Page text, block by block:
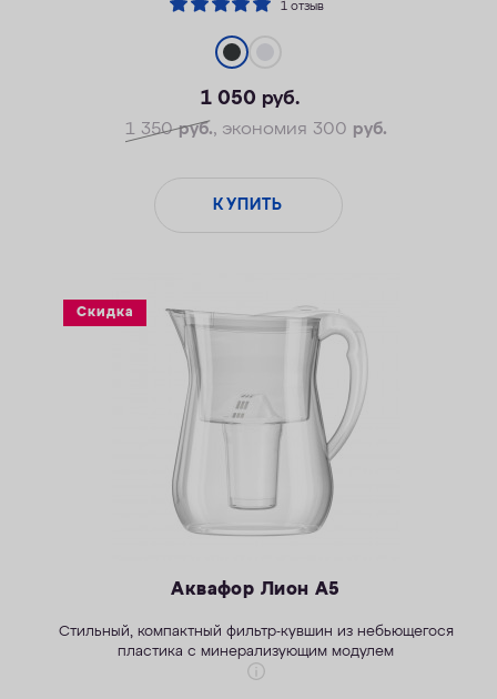
1 отзыв
1 050 руб.
1 350руб., экономия 300 руб.
КУПИТЬ
Скидка
Аквафор Лион А5
Стильный, компактный фильтр-кувшин из небьющегося
пластикас минерализующим модулем